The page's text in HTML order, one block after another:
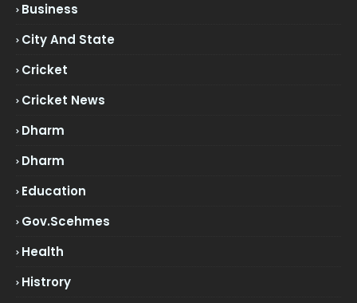
Business
City And State
Cricket
Cricket News
Dharm
Dharm
Education
Gov.scehmes
Health
Histrory